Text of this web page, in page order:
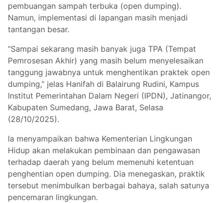
pembuangan sampah terbuka (open dumping).
Namun, implementasi di lapangan masih menjadi
tantangan besar.
“Sampai sekarang masih banyak juga TPA (Tempat
Pemrosesan Akhir) yang masih belum menyelesaikan
tanggung jawabnya untuk menghentikan praktek open
dumping,” jelas Hanifah di Balairung Rudini, Kampus
Institut Pemerintahan Dalam Negeri (IPDN), Jatinangor,
Kabupaten Sumedang, Jawa Barat, Selasa
(28/10/2025).
Ia menyampaikan bahwa Kementerian Lingkungan
Hidup akan melakukan pembinaan dan pengawasan
terhadap daerah yang belum memenuhi ketentuan
penghentian open dumping. Dia menegaskan, praktik
tersebut menimbulkan berbagai bahaya, salah satunya
pencemaran lingkungan.